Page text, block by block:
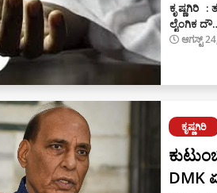
ಕೃ ಷ್ಣಗಿರಿ
ಲೈಂಗಿಕ
ಆಗಸ್ಟ್
ಕೃಷ್ಣಗಿರಿ
DMK